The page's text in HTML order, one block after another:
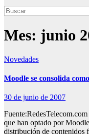
Mes: junio
Novedades
Moodle se consolida
30 de junio de 2007
que han optado por
distribución de contenidos